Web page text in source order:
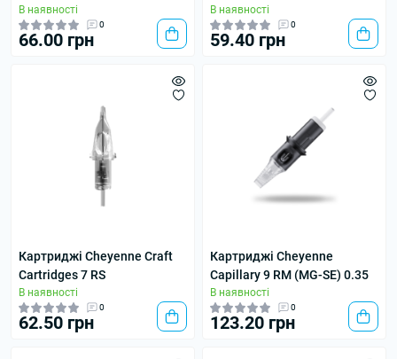
В наявності
0
66.00 грн
В наявності
0
59.40 грн
Картриджі Cheyenne Craft
Cartridges 7 RS
В наявності
0
62.50 грн
Картриджі Cheyenne
Capillary 9 RM (MG-SE) 0.35
В наявності
0
123.20 грн